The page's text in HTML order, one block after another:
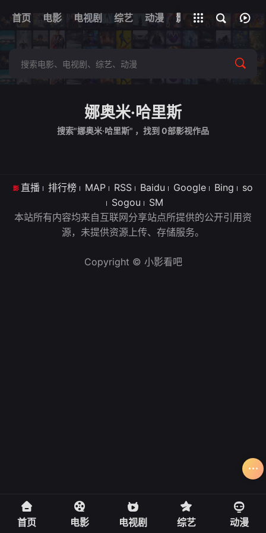
首页 电影 电视剧 综艺 动漫 影视
全部影片
娜奥米·哈里斯
搜索"娜奥米·哈里斯" ，找到 0部影视作品
直播 排行榜 MAP RSS Baidu Google Bing
so
Sogou
SM
本站所有内容均来自互联网分享站点所提供的公开引用资
源，未提供资源上传、存储服务。
Copyright © 小影看吧
首页 电影 电视剧 综艺 动漫